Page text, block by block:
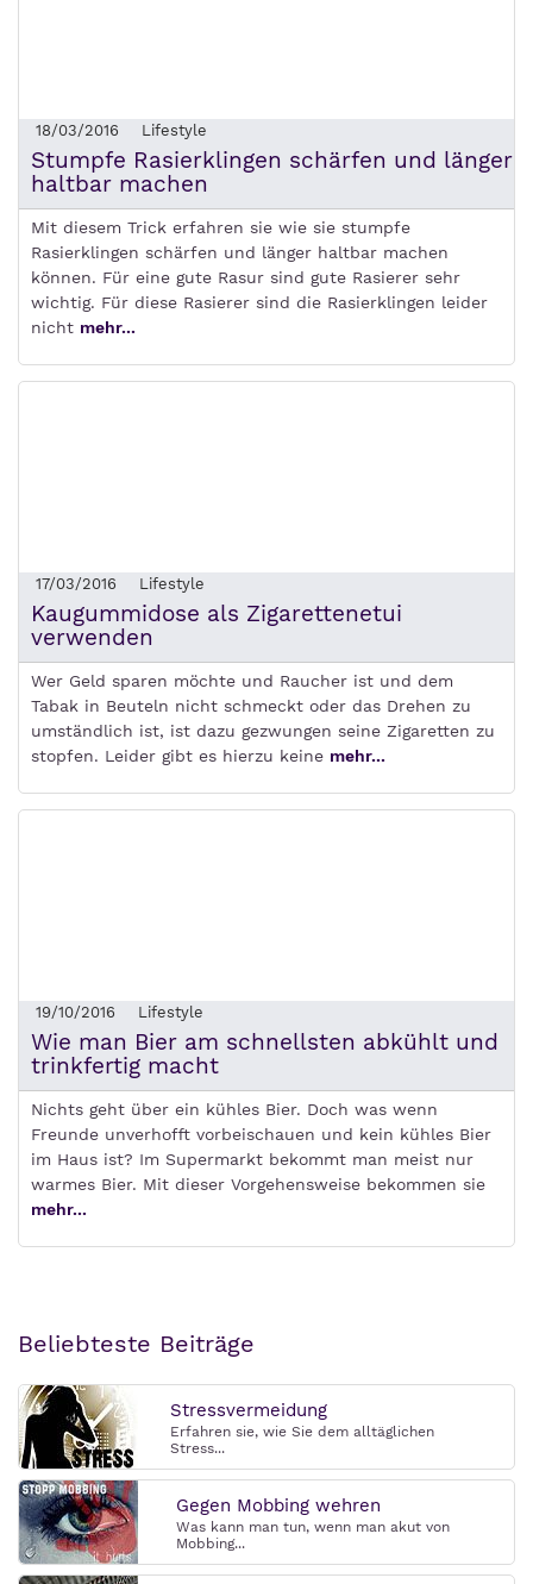
18/03/2016 Lifestyle
Stumpfe Rasierklingen schärfen und länger
haltbar machen
Mit diesem Trick erfahren sie wie sie stumpfe
Rasierklingen schärfen und länger haltbar machen
können. Für eine gute Rasur sind gute Rasierer sehr
wichtig. Für diese Rasierer sind die Rasierklingen leider
nicht mehr...
17/03/2016 Lifestyle
Kaugummidose als Zigarettenetui
verwenden
Wer Geld sparen möchte und Raucher ist und dem
Tabak in Beuteln nicht schmeckt oder das Drehen zu
umständlich ist, ist dazu gezwungen seine Zigaretten zu
stopfen. Leider gibt es hierzu keine mehr...
19/10/2016 Lifestyle
Wie man Bier am schnellsten abkühlt und
trinkfertig macht
Nichts geht über ein kühles Bier. Doch was wenn
Freunde unverhofft vorbeischauen und kein kühles Bier
im Haus ist? Im Supermarkt bekommt man meist nur
warmes Bier. Mit dieser Vorgehensweise bekommen sie
mehr...
Beliebteste Beiträge
Stressvermeidung
Erfahren sie, wie Sie dem alltäglichen
Stress...
Gegen Mobbing wehren
Was kann man tun, wenn man akut von
Mobbing...